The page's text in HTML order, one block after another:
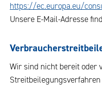
https://ec.europa.eu/
Unsere E-Mail-Adresse
Wir sind nicht bereit oder